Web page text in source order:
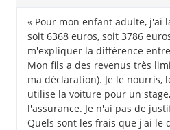
« Pour mon enfant adulte, j'ai
soit 6368 euros, soit 3786
m'expliquer la différence
Mon fils a des revenus très
ma déclaration). Je le nourris,
utilise la voiture pour un
l'assurance. Je n'ai pas de
Quels sont les frais que j'ai le